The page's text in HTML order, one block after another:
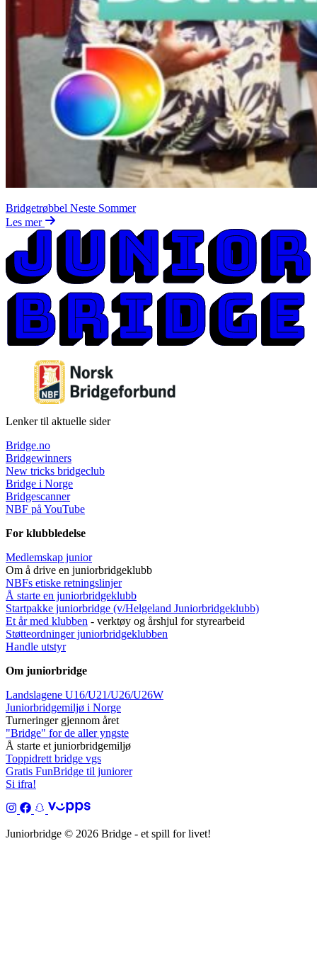
Bridgetrøbbel Neste Sommer
Les mer
Lenker til aktuelle sider
Bridge.no
Bridgewinners
New tricks bridgeclub
Bridge i Norge
Bridgescanner
NBF på YouTube
For klubbledelse
Medlemskap junior
Om å drive en juniorbridgeklubb
NBFs etiske retningslinjer
Å starte en juniorbridgeklubb
Startpakke juniorbridge (v/Helgeland Juniorbridgeklubb)
Et år med klubben - verktøy og årshjul for styrearbeid
Støtteordninger juniorbridgeklubben
Handle utstyr
Om juniorbridge
Landslagene U16/U21/U26/U26W
Juniorbridgemiljø i Norge
Turneringer gjennom året
"Bridge" for de aller yngste
Å starte et juniorbridgemiljø
Toppidrett bridge vgs
Gratis FunBridge til juniorer
Si ifra!
Juniorbridge © 2026 Bridge - et spill for livet!